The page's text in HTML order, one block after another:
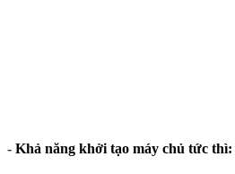
- Khả năng khởi tạo máy chủ tức thì: